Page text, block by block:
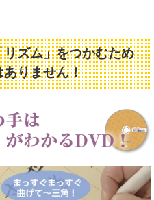
ズム」をつかむため
りません！